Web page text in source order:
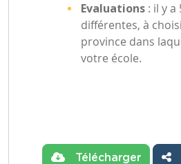
Evaluations : il y a
différentes, à
province dans
votre école.
Télécharger